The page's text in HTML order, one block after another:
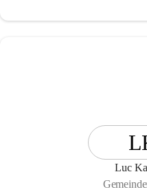
Luc